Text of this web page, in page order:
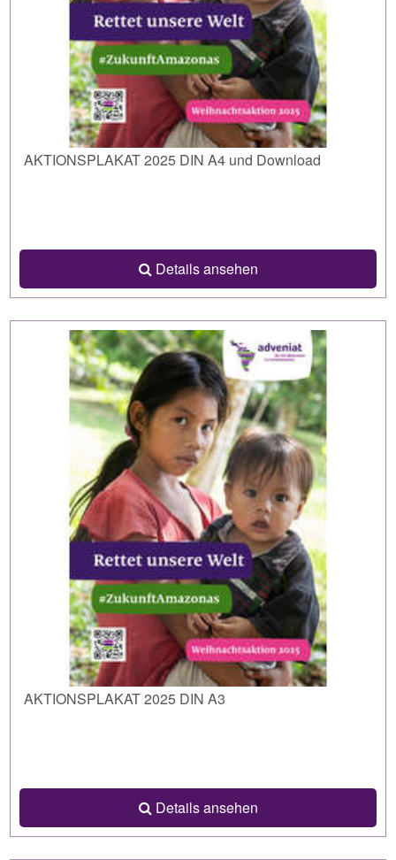
AKTIONSPLAKAT 2025 DIN A4 und Download
Details ansehen
AKTIONSPLAKAT 2025 DIN A3
Details ansehen